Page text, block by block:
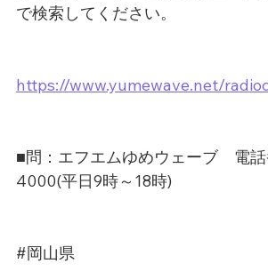
で検索してください。
https://www.yumewave.net/
■問：エフエムゆめウェーブ　電
4000(平日9時～18時)
#岡山県